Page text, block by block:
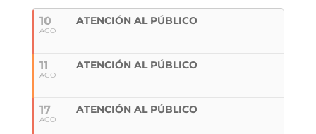
10
AGO
ATENCIÓN AL PÚBLICO
11
AGO
ATENCIÓN AL PÚBLICO
17
AGO
ATENCIÓN AL PÚBLICO